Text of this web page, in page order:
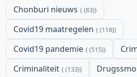
Chonburi nieuws (83)
Covid19 maatregelen (118)
Covid19 pandemie (515)
Criminaliteit (133)